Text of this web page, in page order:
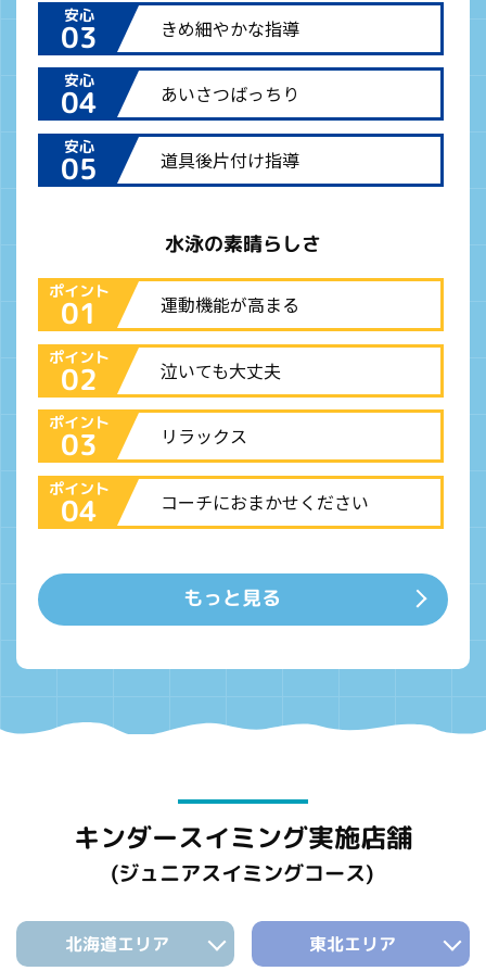
安心
03 きめ細やかな指導
安心
04 あいさつばっちり
安心
05 道具後片付け指導
水泳の素晴らしさ
ポイント
01 運動機能が高まる
ポイント
02 泣いても大丈夫
ポイント
03 リラックス
ポイント
04 コーチにおまかせください
もっと見る
キンダースイミング実施店舗
(ジュニアスイミングコース)
北海道エリア 東北エリア